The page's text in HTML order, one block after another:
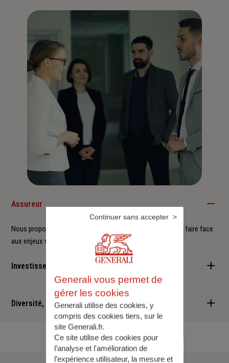
Assureur
Nous proposons à nos clients des solutions durables pour faire face
aux enjeux sociétaux et environnementaux.
Investisseur responsable
Nous sommes convaincus qu'il est possible d'allier performance
financière et retombées positives : cette vision est au cœur des
services que nous vous proposons.
Diversité, Equité, Inclusion
Nous faisons de la diversité, de l'équité et de l'inclusion un
engagement quotidien.
Generali vous permet de
gérer les cookies
Generali utilise des cookies, y
compris des cookies tiers, sur le
site Generali.fr.
Ce site utilise des cookies pour
l’analyse et l'amélioration de
l’expérience utilisateur, la mesure et
Continuer sans accepter